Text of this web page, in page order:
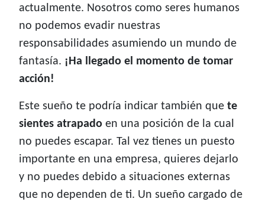
actualmente. Nosotros como seres humanos
no podemos evadir nuestras
responsabilidades asumiendo un mundo de
fantasía. ¡Ha llegado el momento de tomar
acción!
Este sueño te podría indicar también que te
sientes atrapado en una posición de la cual
no puedes escapar. Tal vez tienes un puesto
importante en una empresa, quieres dejarlo
y no puedes debido a situaciones externas
que no dependen de ti. Un sueño cargado de